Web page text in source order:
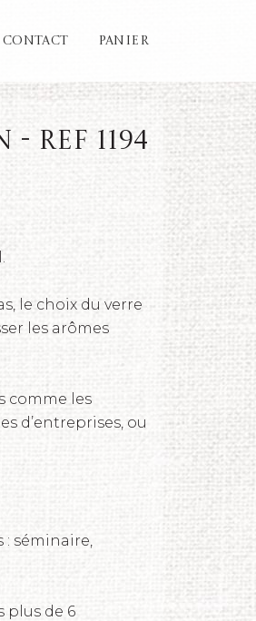
CONTACT PANIER
1194
le choix du verre
les arômes
comme les
d’entreprises, ou
: séminaire,
plus de 6